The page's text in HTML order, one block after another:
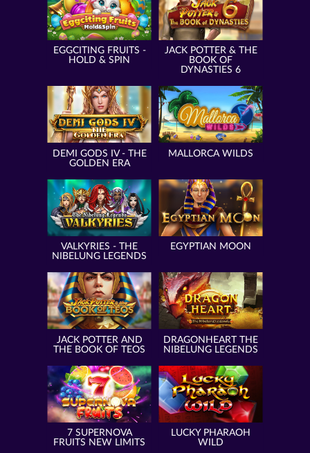
EGGCITING FRUITS -
HOLD & SPIN
JACK POTTER & THE
BOOK OF
DYNASTIES 6
DEMI GODS IV - THE
GOLDEN ERA
MALLORCA WILDS
VALKYRIES - THE
NIBELUNG LEGENDS
EGYPTIAN MOON
JACK POTTER AND
THE BOOK OF TEOS
DRAGONHEART THE
NIBELUNG LEGENDS
7 SUPERNOVA
FRUITS NEW LIMITS
LUCKY PHARAOH
WILD